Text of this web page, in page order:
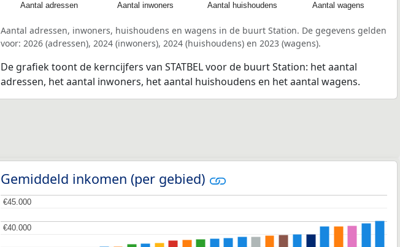
Aantal adressen Aantal inwoners Aantal huishoudens Aantal wagens
Aantal adressen, inwoners, huishoudens en wagens in de buurt Station. De gegevens gelden
voor: 2026 (adressen), 2024 (inwoners), 2024 (huishoudens) en 2023 (wagens).
De grafiek toont de kerncijfers van STATBEL voor de buurt Station: het aantal
adressen, het aantal inwoners, het aantal huishoudens en het aantal wagens.
Gemiddeld inkomen (per gebied)
€40.000
€40.000
€45.000
€45.000